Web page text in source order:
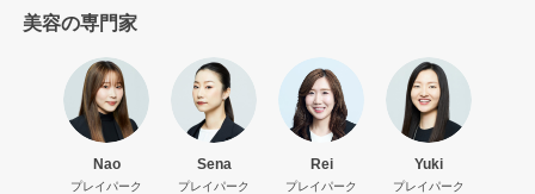
美容の専門家
Nao
プレイパーク
Sena
プレイパーク
Rei
プレイパーク
Yuki
プレイパーク